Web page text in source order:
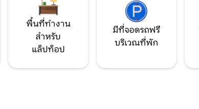
พื้นที่ทำงาน
สำหรับ
แล็ปท็อป
มีที่จอดรถฟรี
บริเวณที่พัก